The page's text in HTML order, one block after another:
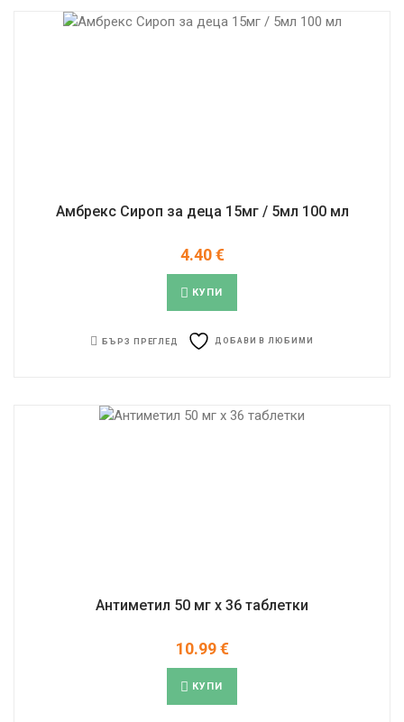
Амбрекс Сироп за деца 15мг / 5мл 100 мл
4.40€
КУПИ
БЪРЗ ПРЕГЛЕД ДОБАВИ В ЛЮБИМИ
Антиметил 50 мг x 36 таблетки
10.99€
КУПИ